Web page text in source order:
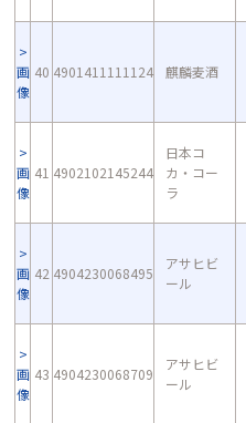
画
像
40 4901411111124 麒麟麦酒
画
像
41 4902102145244
日本コ
カ・コー
ラ
画
像
42 4904230068495
アサヒビ
ール
画
像
43 4904230068709
アサヒビ
ール